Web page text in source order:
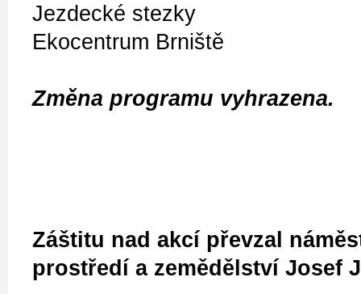
Jezdecké stezky
Ekocentrum Brniště
Změna programu vyhrazena.
Záštitu nad akcí převzal
prostředí a zemědělství Josef